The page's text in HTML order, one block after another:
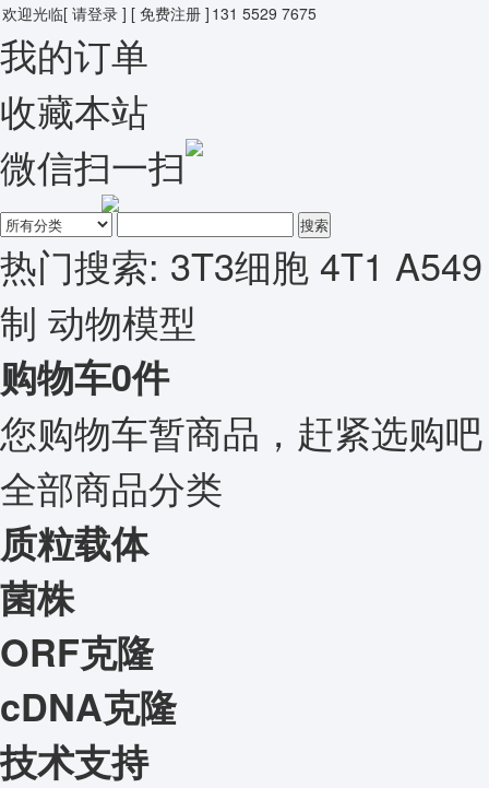
欢迎光临[ 请登录 ] [ 免费注册 ] 131 5529 7675
我的订单
收藏本站
微信扫一扫
搜索
热门搜索: 3T3细胞 4T1 A549
制 动物模型
购物车0件
您购物车暂商品，赶紧选购
全部商品分类
质粒载体
菌株
ORF克隆
cDNA克隆
技术支持